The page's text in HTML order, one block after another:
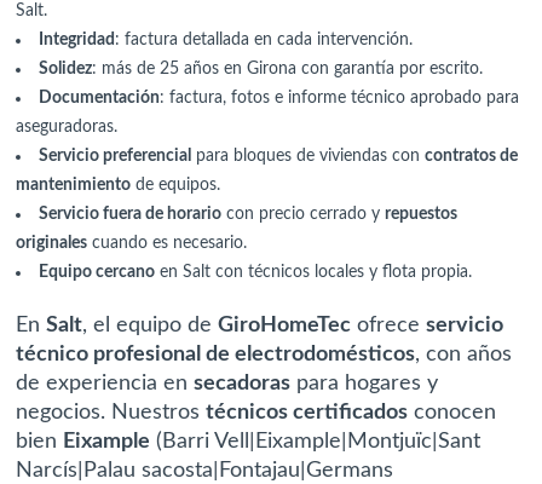
Salt.
Integridad : factura detallada en cada intervención.
Solidez: más de 25 años en Girona con garantía por escrito.
Documentación: factura, fotos e informe técnico aprobado para
aseguradoras.
Servicio preferencial para bloques de viviendas concontratos de
mantenimiento de equipos.
Servicio fuera de horario con precio cerrado yrepuestos
originales cuando es necesario.
Equipo cercano en Salt con técnicos locales y flota propia.
EnSalt, el equipo deGiroHomeTec ofreceservicio
técnico profesional de electrodomésticos, con años
de experiencia ensecadoras para hogares y
negocios. Nuestrostécnicos certificados conocen
bien Eixample (Barri Vell|Eixample|Montjuïc|Sant
Narcís|Palau sacosta|Fontajau|Germans